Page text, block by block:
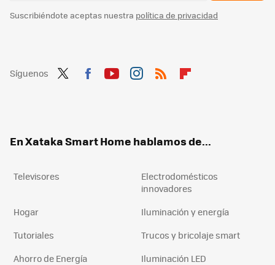
Suscribiéndote aceptas nuestra política de privacidad
Síguenos
En Xataka Smart Home hablamos de...
Televisores
Electrodomésticos
innovadores
Hogar
Iluminación y energía
Tutoriales
Trucos y bricolaje smart
Ahorro de Energía
Iluminación LED